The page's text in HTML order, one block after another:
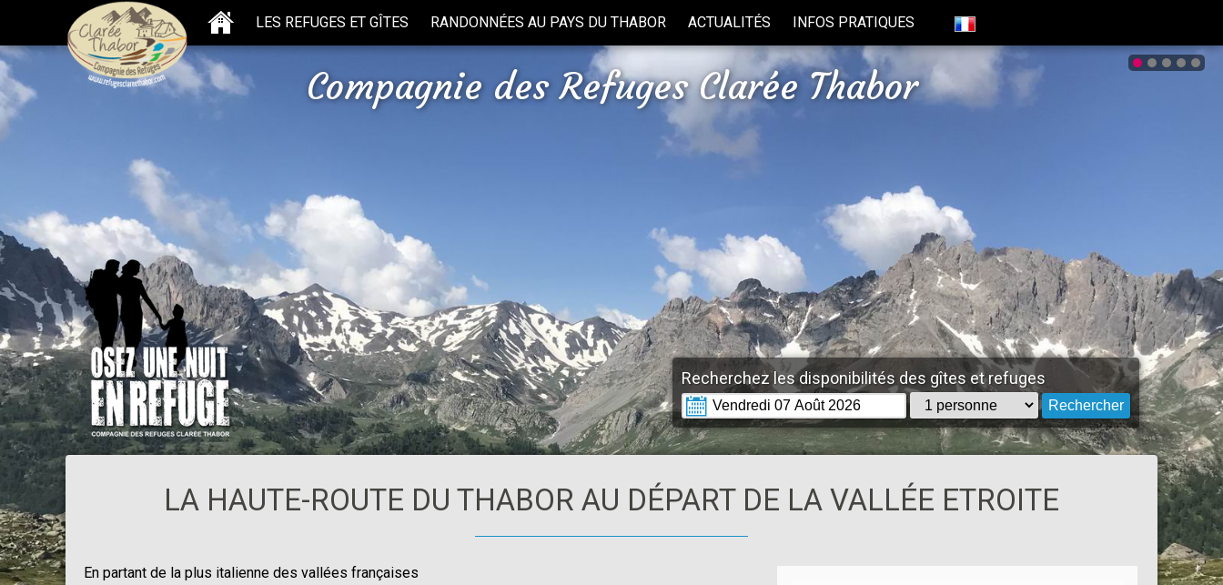
LES REFUGES ET GÎTES RANDONNÉES AU PAYS DU THABOR ACTUALITÉS INFOS PRATIQUES
Compagnie des Refuges Clarée Thabor
Recherchez les disponibilités des gîtes et refuges
LA HAUTE-ROUTE DU THABOR AU DÉPART DE LA VALLÉE ETROITE
En partant de la plus italienne des vallées françaises